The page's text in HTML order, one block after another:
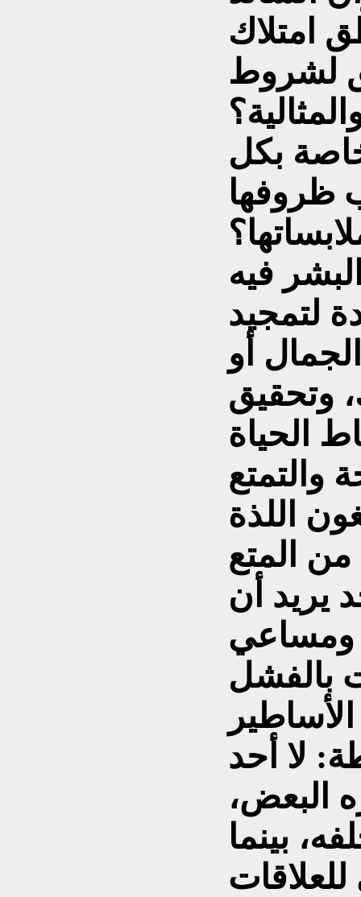
امتلاك
لشروط
بكل
فيه
لتمجيد
أو
وتحقيق
الحياة
والتمتع
اللذة
المتع
يريد أن
ومساعي
بالفشل
لا أحد
البعض،
بينما